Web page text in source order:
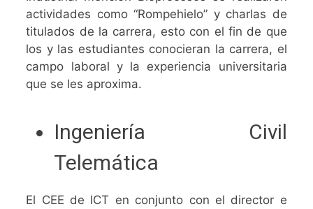
actividades como “Rompehielo” y charlas de
titulados de la carrera, esto con el fin de que
los y las estudiantes conocieran la carrera, el
campo laboral y la experiencia universitaria
que se les aproxima.
Ingeniería Civil
Telemática
El CEE de ICT en conjunto con el director e